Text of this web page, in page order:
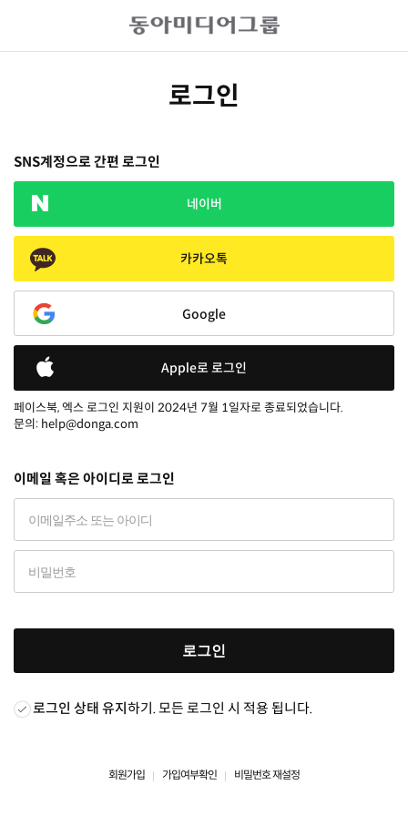
로그인
SNS계정으로 간편 로그인
네이버
카카오톡
Google
Apple로 로그인
페이스북, 엑스 로그인 지원이 2024년 7월 1일자로 종료되었습니다.
문의: help@donga.com
이메일 혹은 아이디로 로그인
로그인
로그인 상태 유지하기. 모든 로그인 시 적용 됩니다.
회원가입 가입여부확인 비밀번호 재설정